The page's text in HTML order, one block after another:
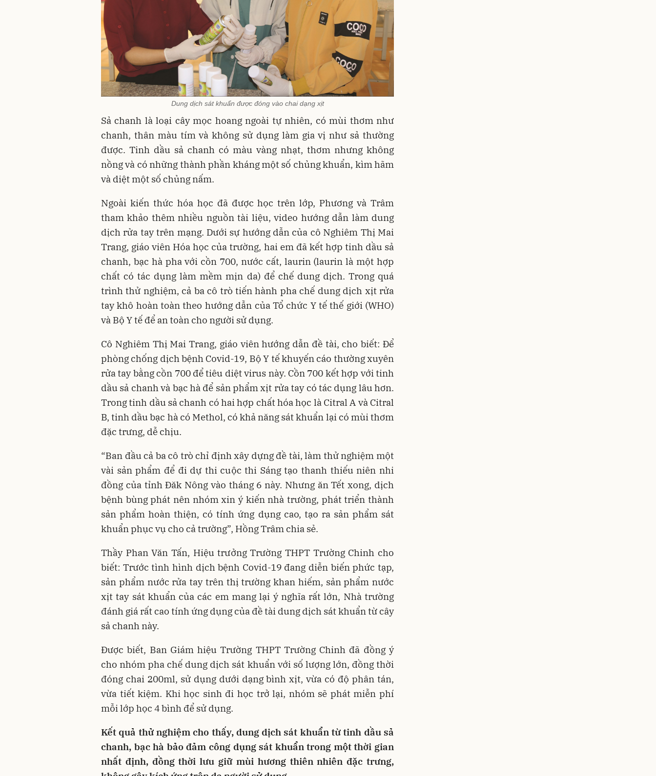
Dung dịch sát khuẩn được đóng vào chai dạng xịt
Sả chanh là loại cây mọc hoang ngoài tự nhiên, có mùi thơm như
chanh, thân màu tím và không sử dụng làm gia vị như sả thường
được. Tinh dầu sả chanh có màu vàng nhạt, thơm nhưng không
nồng và có những thành phần kháng một số chủng khuẩn, kìm hãm
và diệt một số chủng nấm.
Ngoài kiến thức hóa học đã được học trên lớp, Phương và Trâm
tham khảo thêm nhiều nguồn tài liệu, video hướng dẫn làm dung
dịch rửa tay trên mạng. Dưới sự hướng dẫn của cô Nghiêm Thị Mai
Trang, giáo viên Hóa học của trường, hai em đã kết hợp tinh dầu sả
chanh, bạc hà pha với cồn 700, nước cất, laurin (laurin là một hợp
chất có tác dụng làm mềm mịn da) để chế dung dịch. Trong quá
trình thử nghiệm, cả ba cô trò tiến hành pha chế dung dịch xịt rửa
tay khô hoàn toàn theo hướng dẫn của Tổ chức Y tế thế giới (WHO)
và Bộ Y tế để an toàn cho người sử dụng.
Cô Nghiêm Thị Mai Trang, giáo viên hướng dẫn đề tài, cho biết: Để
phòng chống dịch bệnh Covid-19, Bộ Y tế khuyến cáo thường xuyên
rửa tay bằng cồn 700 để tiêu diệt virus này. Cồn 700 kết hợp với tinh
dầu sả chanh và bạc hà để sản phẩm xịt rửa tay có tác dụng lâu hơn.
Trong tinh dầu sả chanh có hai hợp chất hóa học là Citral A và Citral
B, tinh dầu bạc hà có Methol, có khả năng sát khuẩn lại có mùi thơm
đặc trưng, dễ chịu.
“Ban đầu cả ba cô trò chỉ định xây dựng đề tài, làm thử nghiệm một
vài sản phẩm để đi dự thi cuộc thi Sáng tạo thanh thiếu niên nhi
đồng của tỉnh Đăk Nông vào tháng 6 này. Nhưng ăn Tết xong, dịch
bệnh bùng phát nên nhóm xin ý kiến nhà trường, phát triển thành
sản phẩm hoàn thiện, có tính ứng dụng cao, tạo ra sản phẩm sát
khuẩn phục vụ cho cả trường”, Hồng Trâm chia sẻ.
Thầy Phan Văn Tấn, Hiệu trưởng Trường THPT Trường Chinh cho
biết: Trước tình hình dịch bệnh Covid-19 đang diễn biến phức tạp,
sản phẩm nước rửa tay trên thị trường khan hiếm, sản phẩm nước
xịt tay sát khuẩn của các em mang lại ý nghĩa rất lớn, Nhà trường
đánh giá rất cao tính ứng dụng của đề tài dung dịch sát khuẩn từ cây
sả chanh này.
Được biết, Ban Giám hiệu Trường THPT Trường Chinh đã đồng ý
cho nhóm pha chế dung dịch sát khuẩn với số lượng lớn, đồng thời
đóng chai 200ml, sử dụng dưới dạng bình xịt, vừa có độ phân tán,
vừa tiết kiệm. Khi học sinh đi học trở lại, nhóm sẽ phát miễn phí
mỗi lớp học 4 bình để sử dụng.
Kết quả thử nghiệm cho thấy, dung dịch sát khuẩn từ tinh dầu sả
chanh, bạc hà bảo đảm công dụng sát khuẩn trong một thời gian
nhất định, đồng thời lưu giữ mùi hương thiên nhiên đặc trưng,